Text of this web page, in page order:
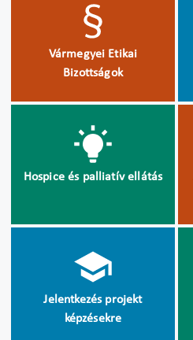
Vármegyei Etikai
Bizottságok
Hospice és palliatív ellátás
Jelentkezés projekt
képzésekre